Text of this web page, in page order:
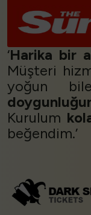
‘Harika bir
Müşteri
yoğun
Kurulum
beğendim.’